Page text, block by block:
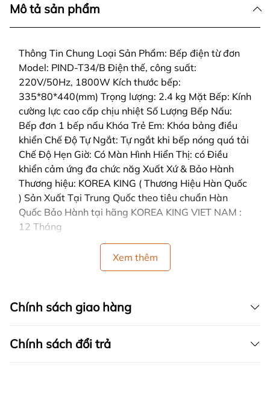
Mô tả sản phẩm
Thông Tin Chung Loại Sản Phẩm: Bếp điện từ đơn
Model: PIND-T34/B Điện thế, công suất:
220V/50Hz, 1800W Kích thước bếp:
335*80*440(mm) Trọng lượng: 2.4 kg Mặt Bếp: Kính
cường lực cao cấp chịu nhiệt Số Lượng Bếp Nấu:
Bếp đơn 1 bếp nấu Khóa Trẻ Em: Khóa bảng điều
khiển Chế Độ Tự Ngắt: Tự ngắt khi bếp nóng quá tải
Chế Độ Hẹn Giờ: Có Màn Hình Hiển Thị: có Điều
khiển cảm ứng đa chức năg Xuất Xứ & Bảo Hành
Thương hiệu: KOREA KING ( Thương Hiệu Hàn Quốc
) Sản Xuất Tại Trung Quốc theo tiêu chuẩn Hàn
Quốc Bảo Hành tại hãng KOREA KING VIET NAM :
12 Tháng
Xem thêm
Chính sách giao hàng
Chính sách đổi trả